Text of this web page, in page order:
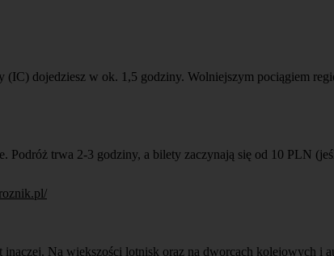
dojedziesz w ok. 1,5 godziny. Wolniejszym pociągiem
trwa 2-3 godziny, a bilety zaczynają się od 10 PLN
Na większości lotnisk oraz na dworcach kolejowych i